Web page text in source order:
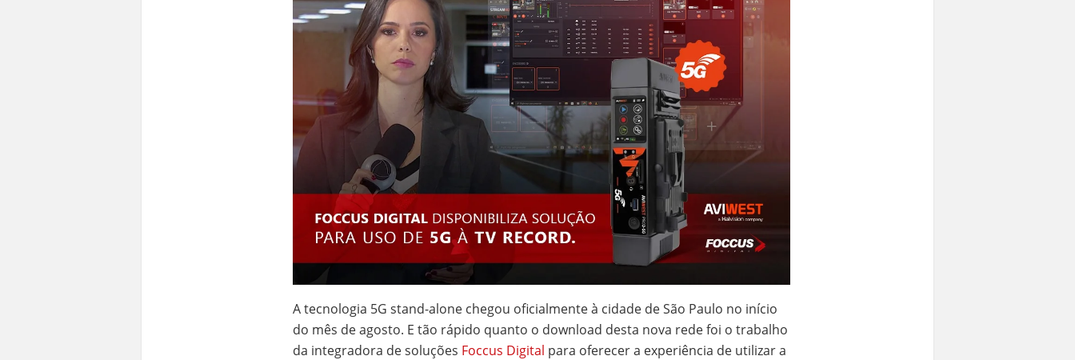
A tecnologia 5G stand-alone chegou oficialmente à cidade de São Paulo no início
do mês de agosto. E tão rápido quanto o download desta nova rede foi o trabalho
da integradora de soluções Foccus Digital para oferecer a experiência de utilizar a